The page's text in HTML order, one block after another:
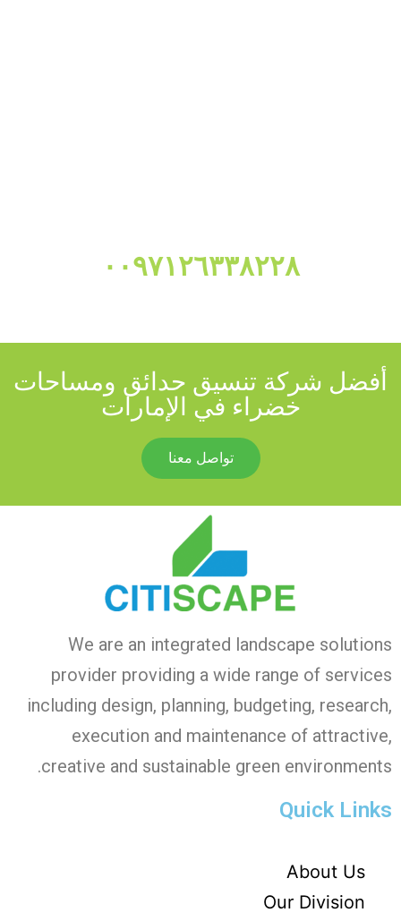
٠٠٩٧١٢٦٣٣٨٢٢٨
أفضل شركة تنسيق حدائق ومساحات
خضراء في الإمارات
تواصل معنا
We are an integrated landscape solutions
provider providing a wide range of services
including design, planning, budgeting, research,
execution and maintenance of attractive,
creative and sustainable green environments.
Quick Links
About Us
Our Division